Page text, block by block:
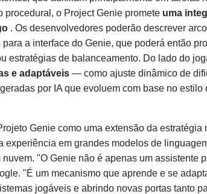
procedural, o Project Genie promete uma
. Os desenvolvedores poderão descrever
a interface do Genie, que poderá então
estratégias de balanceamento. Do lado do
e adaptáveis — como ajuste dinâmico de
por IA que evoluem com base no estilo
Genie como uma extensão da estratégia
experiência em grandes modelos de
"O Genie não é apenas um assistente
"É um mecanismo que aprende e se
jogáveis e abrindo novas portas tanto